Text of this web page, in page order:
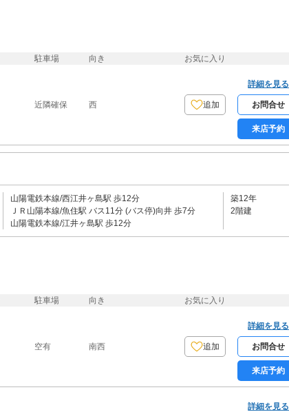
駐車場 向き お気に入り
近隣確保 西 追加
詳細を見る
お問合せ
来店予約
山陽電鉄本線/西江井ヶ島駅 歩12分
ＪＲ山陽本線/魚住駅 バス11分 (バス停)向井 歩7分
山陽電鉄本線/江井ヶ島駅 歩12分
築12年
2階建
駐車場 向き お気に入り
空有 南西 追加
詳細を見る
お問合せ
来店予約
詳細を見る